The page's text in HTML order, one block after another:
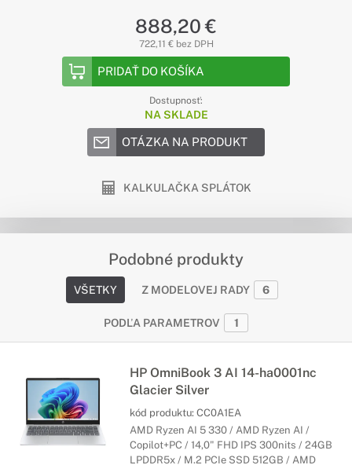
888,20 €
722,11 € bez DPH
PRIDAŤ DO KOŠÍKA
Dostupnosť:
NA SKLADE
OTÁZKA NA PRODUKT
KALKULAČKA SPLÁTOK
Podobné produkty
VŠETKY Z MODELOVEJ RADY 6
PODĽA PARAMETROV 1
HP OmniBook 3 AI 14-ha0001nc
Glacier Silver
kód produktu: CC0A1EA
AMD Ryzen AI 5 330 / AMD Ryzen AI /
Copilot+PC / 14,0" FHD IPS 300nits / 24GB
LPDDR5x / M.2 PCIe SSD 512GB / AMD